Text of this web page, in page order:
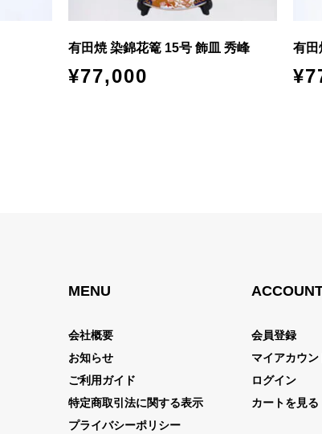
有田焼 染錦花篭 15号 飾皿 秀峰
¥77,000
有田
¥
MENU
会社概要
お知らせ
ご利用ガイド
特定商取引法に関する表示
プライバシーポリシー
会員登録
マイアカウン
ログイン
カートを見る